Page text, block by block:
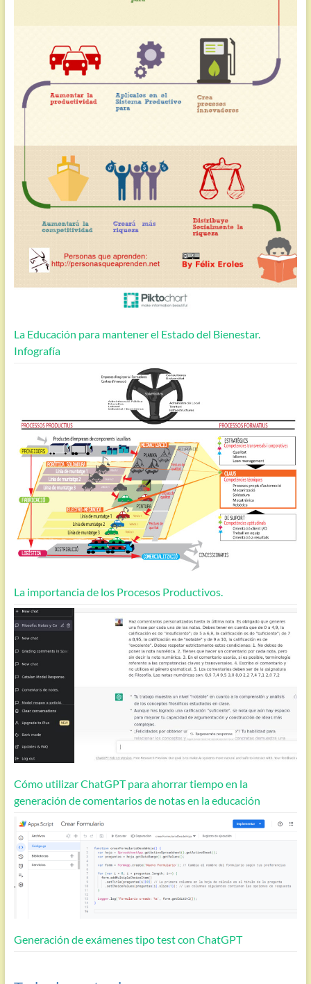
La Educación para mantener el Estado del Bienestar.
Infografía
La importancia de los Procesos Productivos.
Cómo utilizar ChatGPT para ahorrar tiempo en la
generación de comentarios de notas en la educación
Generación de exámenes tipo test con ChatGPT